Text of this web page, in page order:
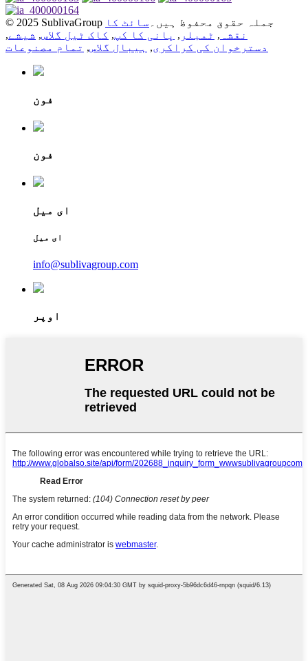
© 2025 SublivaGroup جملہ حقوق محفوظ ہیں۔ سائٹ کا
نقشہ , ٹمبلر , پانی کا کپ, کاک ٹیل گلاس, شیشے,
دسترخوان کی کراکری, ہیبال گلاس, تمام مصنوعات
فون
فون
ای میل
ای میل
info@sublivagroup.com
اوپر